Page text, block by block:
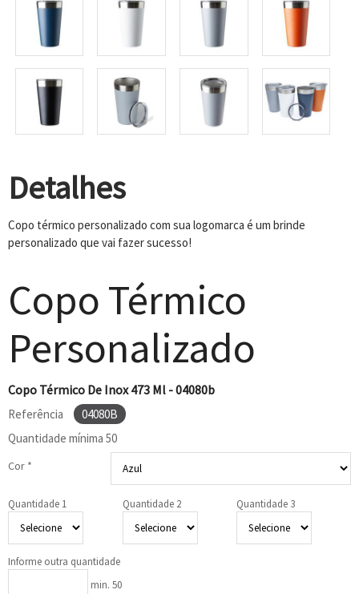
Detalhes
Copo térmico personalizado com sua logomarca é um brinde
personalizado que vai fazer sucesso!
Copo Térmico
Personalizado
Copo Térmico De Inox 473 Ml - 04080b
Referência
04080B
Quantidade mínima 50
Cor *
Quantidade 1 Quantidade 2 Quantidade 3
Informe outra quantidade
min. 50